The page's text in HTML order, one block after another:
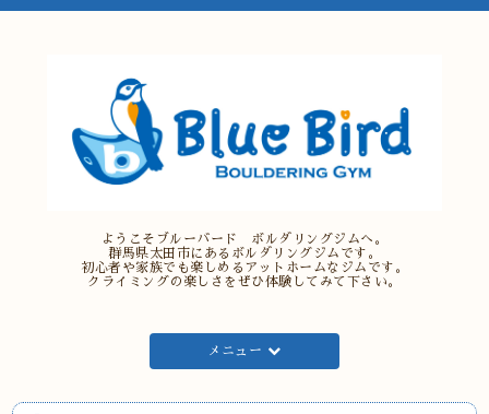
ようこそブルーバード ボルダリングジムへ。
群馬県太田市にあるボルダリングジムです。
初心者や家族でも楽しめるアットホームなジムです。
クライミングの楽しさをぜひ体験してみて下さい。
メニュー